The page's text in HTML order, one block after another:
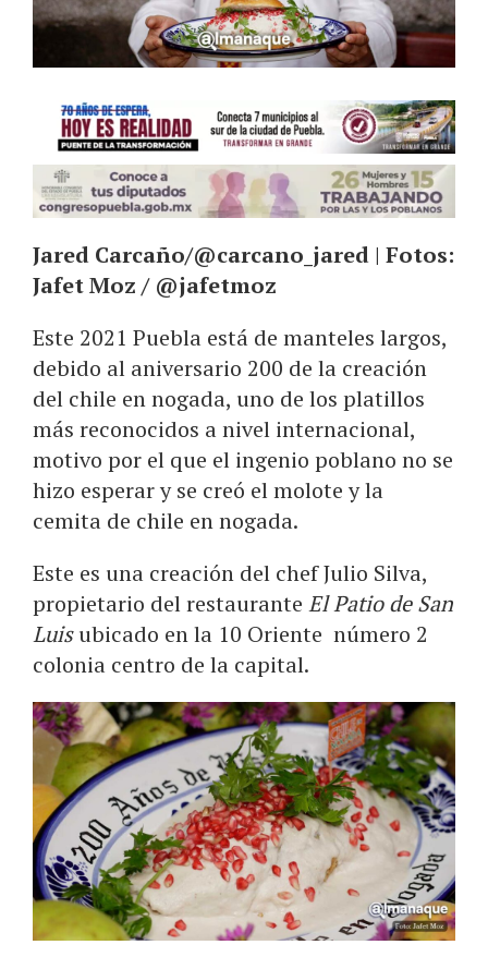
Jared Carcaño/@carcano_jared | Fotos:
Jafet Moz / @jafetmoz
Este 2021 Puebla está de manteles largos,
debido al aniversario 200 de la creación
del chile en nogada, uno de los platillos
más reconocidos a nivel internacional,
motivo por el que el ingenio poblano no se
hizo esperar y se creó el molote y la
cemita de chile en nogada.
Este es una creación del chef Julio Silva,
propietario del restaurante El Patio de San
Luisubicado en la 10 Oriente número 2
colonia centro de la capital.